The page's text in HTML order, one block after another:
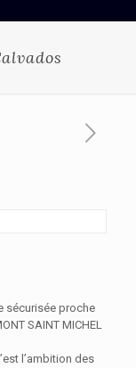
sécurisée proche
SAINT MICHEL
l’ambition des